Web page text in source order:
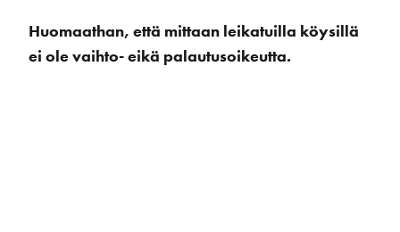
Huomaathan, että mittaan leikatuilla köysillä
ei ole vaihto- eikä palautusoikeutta.